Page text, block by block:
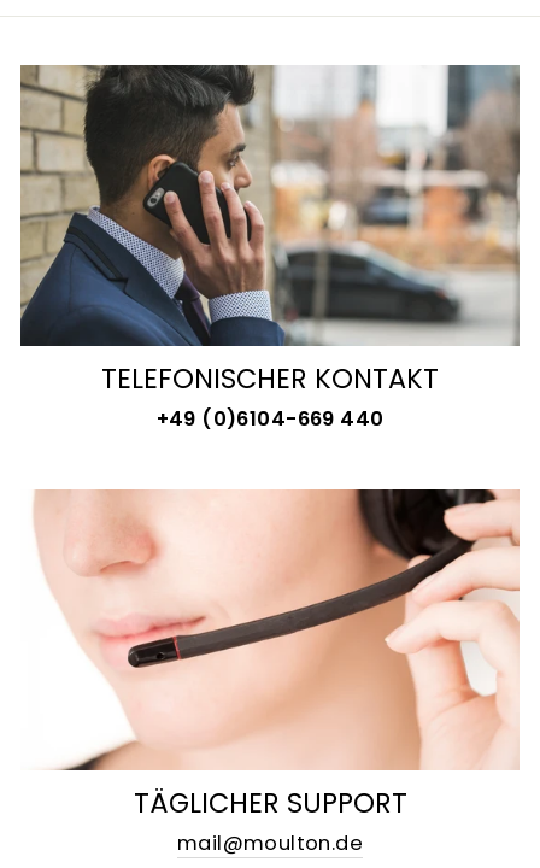
TELEFONISCHER KONTAKT
+49 (0)6104-669 440
TÄGLICHER SUPPORT
mail@moulton.de